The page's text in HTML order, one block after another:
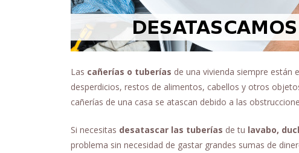
Las cañerías o tuberías de una vivienda siempre están
desperdicios, restos de alimentos, cabellos y otros
cañerías de una casa se atascan debido a las
Si necesitas desatascar las tuberías de tu lavabo,
problema sin necesidad de gastar grandes sumas de